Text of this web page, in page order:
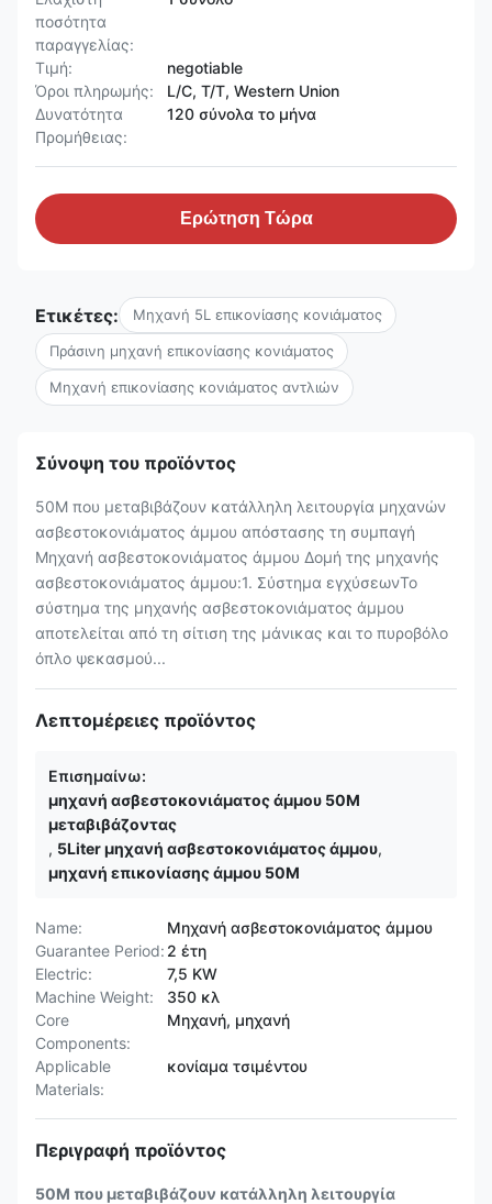
ποσότητα
παραγγελίας:
Τιμή:
negotiable
Όροι πληρωμής:
L/C, T/T, Western Union
Δυνατότητα
Προμήθειας:
120 σύνολα το μήνα
Ερώτηση Τώρα
Ετικέτες: Μηχανή 5L επικονίασης κονιάματος
Πράσινη μηχανή επικονίασης κονιάματος
Μηχανή επικονίασης κονιάματος αντλιών
Σύνοψη του προϊόντος
50M που μεταβιβάζουν κατάλληλη λειτουργία μηχανών
ασβεστοκονιάματος άμμου απόστασης τη συμπαγή
Μηχανή ασβεστοκονιάματος άμμου Δομή της μηχανής
ασβεστοκονιάματος άμμου:1. Σύστημα εγχύσεωνΤο
σύστημα της μηχανής ασβεστοκονιάματος άμμου
αποτελείται από τη σίτιση της μάνικας και το πυροβόλο
όπλο ψεκασμού...
Λεπτομέρειες προϊόντος
Επισημαίνω:
μηχανή ασβεστοκονιάματος άμμου 50M
μεταβιβάζοντας
, 5Liter μηχανή ασβεστοκονιάματος άμμου,
μηχανή επικονίασης άμμου 50M
Name:
Μηχανή ασβεστοκονιάματος άμμου
Guarantee Period: 2 έτη
Electric:
7,5 KW
Machine Weight:
350 κλ
Core
Components:
Μηχανή, μηχανή
Applicable
Materials:
κονίαμα τσιμέντου
Περιγραφή προϊόντος
50M που μεταβιβάζουν κατάλληλη λειτουργία